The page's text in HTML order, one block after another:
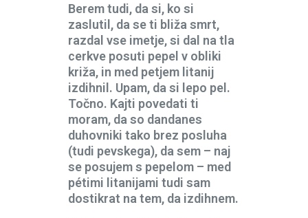
Berem tudi, da si, ko si
zaslutil, da se ti bliža smrt,
razdal vse imetje, si dal na tla
cerkve posuti pepel v obliki
križa, in med petjem litanij
izdihnil. Upam, da si lepo pel.
Točno. Kajti povedati ti
moram, da so dandanes
duhovniki tako brez posluha
(tudi pevskega), da sem – naj
se posujem s pepelom – med
pétimi litanijami tudi sam
dostikrat na tem, da izdihnem.